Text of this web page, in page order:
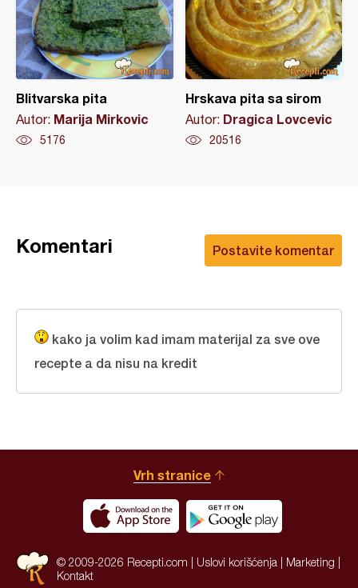
Blitvarska pita
Autor: Marija Mirkovic
5176
Hrskava pita sa sirom
Autor: Dragica Lovcevic
20516
Postavite komentar
Komentari
kako ja volim kad imam materijal za sve ove
recepte a da nisu na kredit
Vrh stranice
© 2009-2026 Recepti.com | Uslovi korišćenja Marketing
Kontakt